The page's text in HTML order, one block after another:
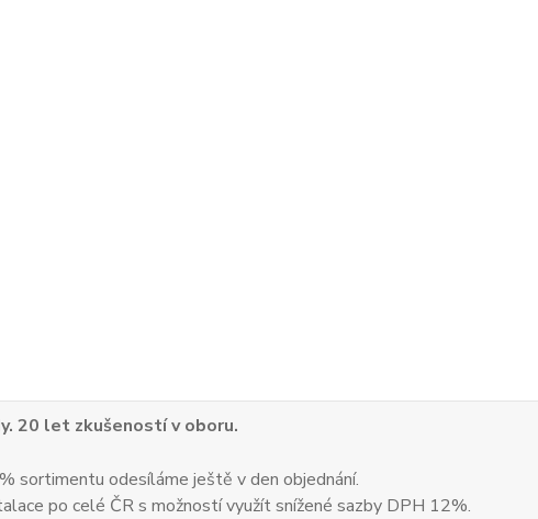
20 let zkušeností v oboru.
sortimentu odesíláme ještě v den objednání.
po celé ČR s možností využít snížené sazby DPH 12%.